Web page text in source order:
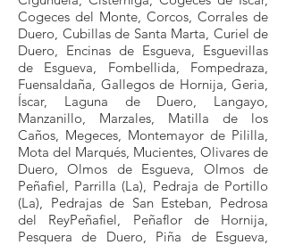
Cogeces del Monte, Corcos, Corrales de
Duero, Cubillas de Santa Marta, Curiel de
Duero, Encinas de Esgueva, Esguevillas
de Esgueva, Fombellida, Fompedraza,
Fuensaldaña, Gallegos de Hornija, Geria,
Íscar, Laguna de Duero, Langayo,
Manzanillo, Marzales, Matilla de los
Caños, Megeces, Montemayor de Pililla,
Mota del Marqués, Mucientes, Olivares de
Duero, Olmos de Esgueva, Olmos de
Peñafiel, Parrilla (La), Pedraja de Portillo
(La), Pedrajas de San Esteban, Pedrosa
del ReyPeñafiel, Peñaflor de Hornija,
Pesquera de Duero, Piña de Esgueva,